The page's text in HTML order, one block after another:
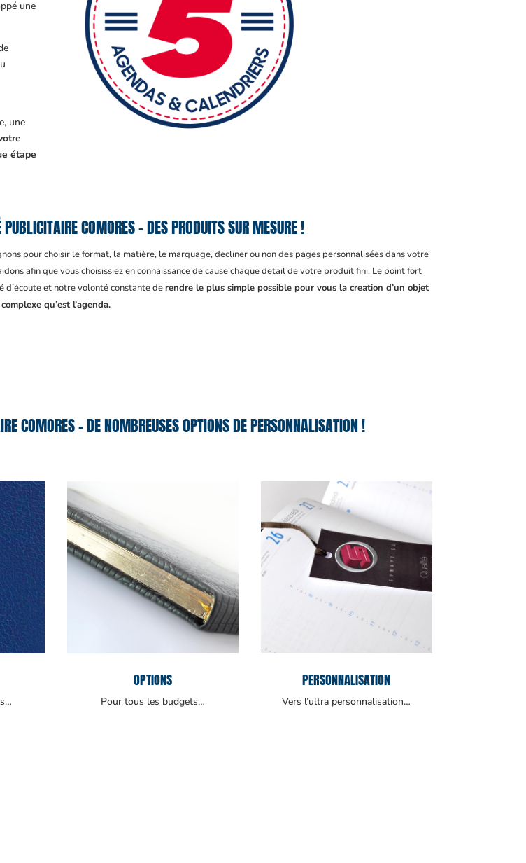
une
une
étape
COMORES – DES PRODUITS SUR MESURE !
pour choisir le format, la matière, le marquage, decliner ou non des pages personnalisées dans votre
afin que vous choisissiez en connaissance de cause chaque detail de votre produit fini. Le point fort
d’écoute et notre volonté constante derendre le plus simple possible pour vous la creation d’un objet
complexe qu’est l’agenda.
COMORES – DE NOMBREUSES OPTIONS DE PERSONNALISATION !
OPTIONS
Pour tous les budgets…
PERSONNALISATION
Vers l’ultra personnalisation…